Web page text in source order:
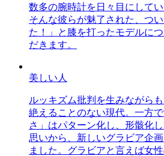
数多の腕時計を日々目にして
そんな彼らが魅了された、つ
た！」と膝を打ったモデルに
だきます。
美しい人
ルッキズム批判を生みながら
絶えることのない現代。一方
さ」はパターン化し、形骸化
思いから、新しいグラビア企
ました。グラビアと言えば女